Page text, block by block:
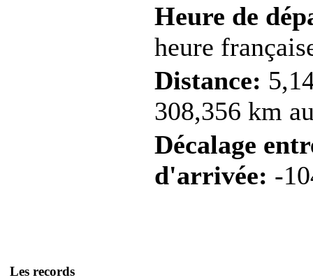
Heure de
heure
Distance:
308,356 km
Décalage
d'arrivée: -
Les records